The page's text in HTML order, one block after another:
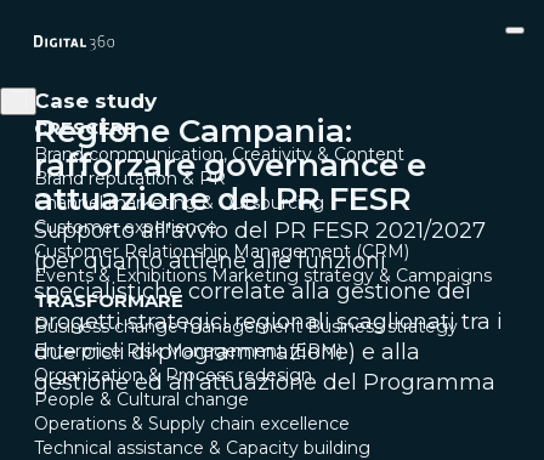
CRESCERE
Brand communication, Creativity & Content
Brand reputation & PR
Channel marketing & Outsourcing
Customer experience
Customer Relationship Management (CRM)
Events & Exhibitions Marketing strategy & Campaigns
TRASFORMARE
Business change management Business strategy
Enterprise Risk Management (ERM)
Organization & Process redesign
People & Cultural change
Operations & Supply chain excellence
Technical assistance & Capacity building
Case study
Regione Campania:
rafforzare governance e
attuazione del PR FESR
Supporto all'avvio del PR FESR 2021/2027
(per quanto attiene alle funzioni
specialistiche correlate alla gestione dei
progetti strategici regionali scaglionati tra i
due cicli di programmazione) e alla
gestione ed all'attuazione del Programma